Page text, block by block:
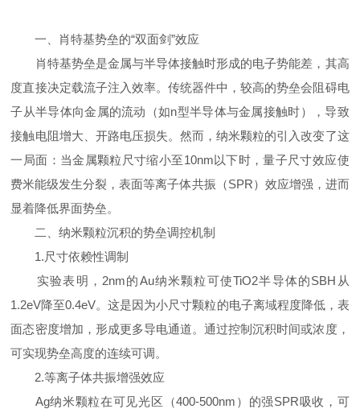
一、肖特基势垒的“双面剑”效应
肖特基势垒是金属与半导体接触时形成的电子势能差，其高
度直接决定载流子注入效率。传统器件中，较高的势垒会阻碍电
子从半导体向金属的流动（如n型半导体与金属接触时），导致
接触电阻增大、开路电压损失。然而，纳米颗粒的引入改变了这
一局面：当金属颗粒尺寸缩小至10nm以下时，量子尺寸效应使
费米能级发生分裂，表面等离子体共振（SPR）效应增强，进而
显着降低界面势垒。
二、纳米颗粒沉积的势垒调控机制
1.尺寸依赖性调制
实验表明，2nm的Au纳米颗粒可使TiO2半导体的SBH从
1.2eV降至0.4eV。这是因为小尺寸颗粒的电子离域程度降低，表
面态密度增加，形成更多导电通道。通过控制沉积时间或浓度，
可实现势垒高度的连续可调。
2.等离子体共振增强效应
Ag纳米颗粒在可见光区（400-500nm）的强SPR吸收，可